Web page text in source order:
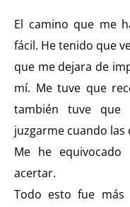
El camino que me
fácil. He tenido que
que me dejara de
mí. Me tuve que
también tuve
juzgarme cuando las
Me he equivocado
acertar.
Todo esto fue